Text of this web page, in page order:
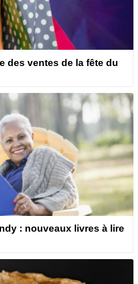
des ventes de la fête du
: nouveaux livres à lire